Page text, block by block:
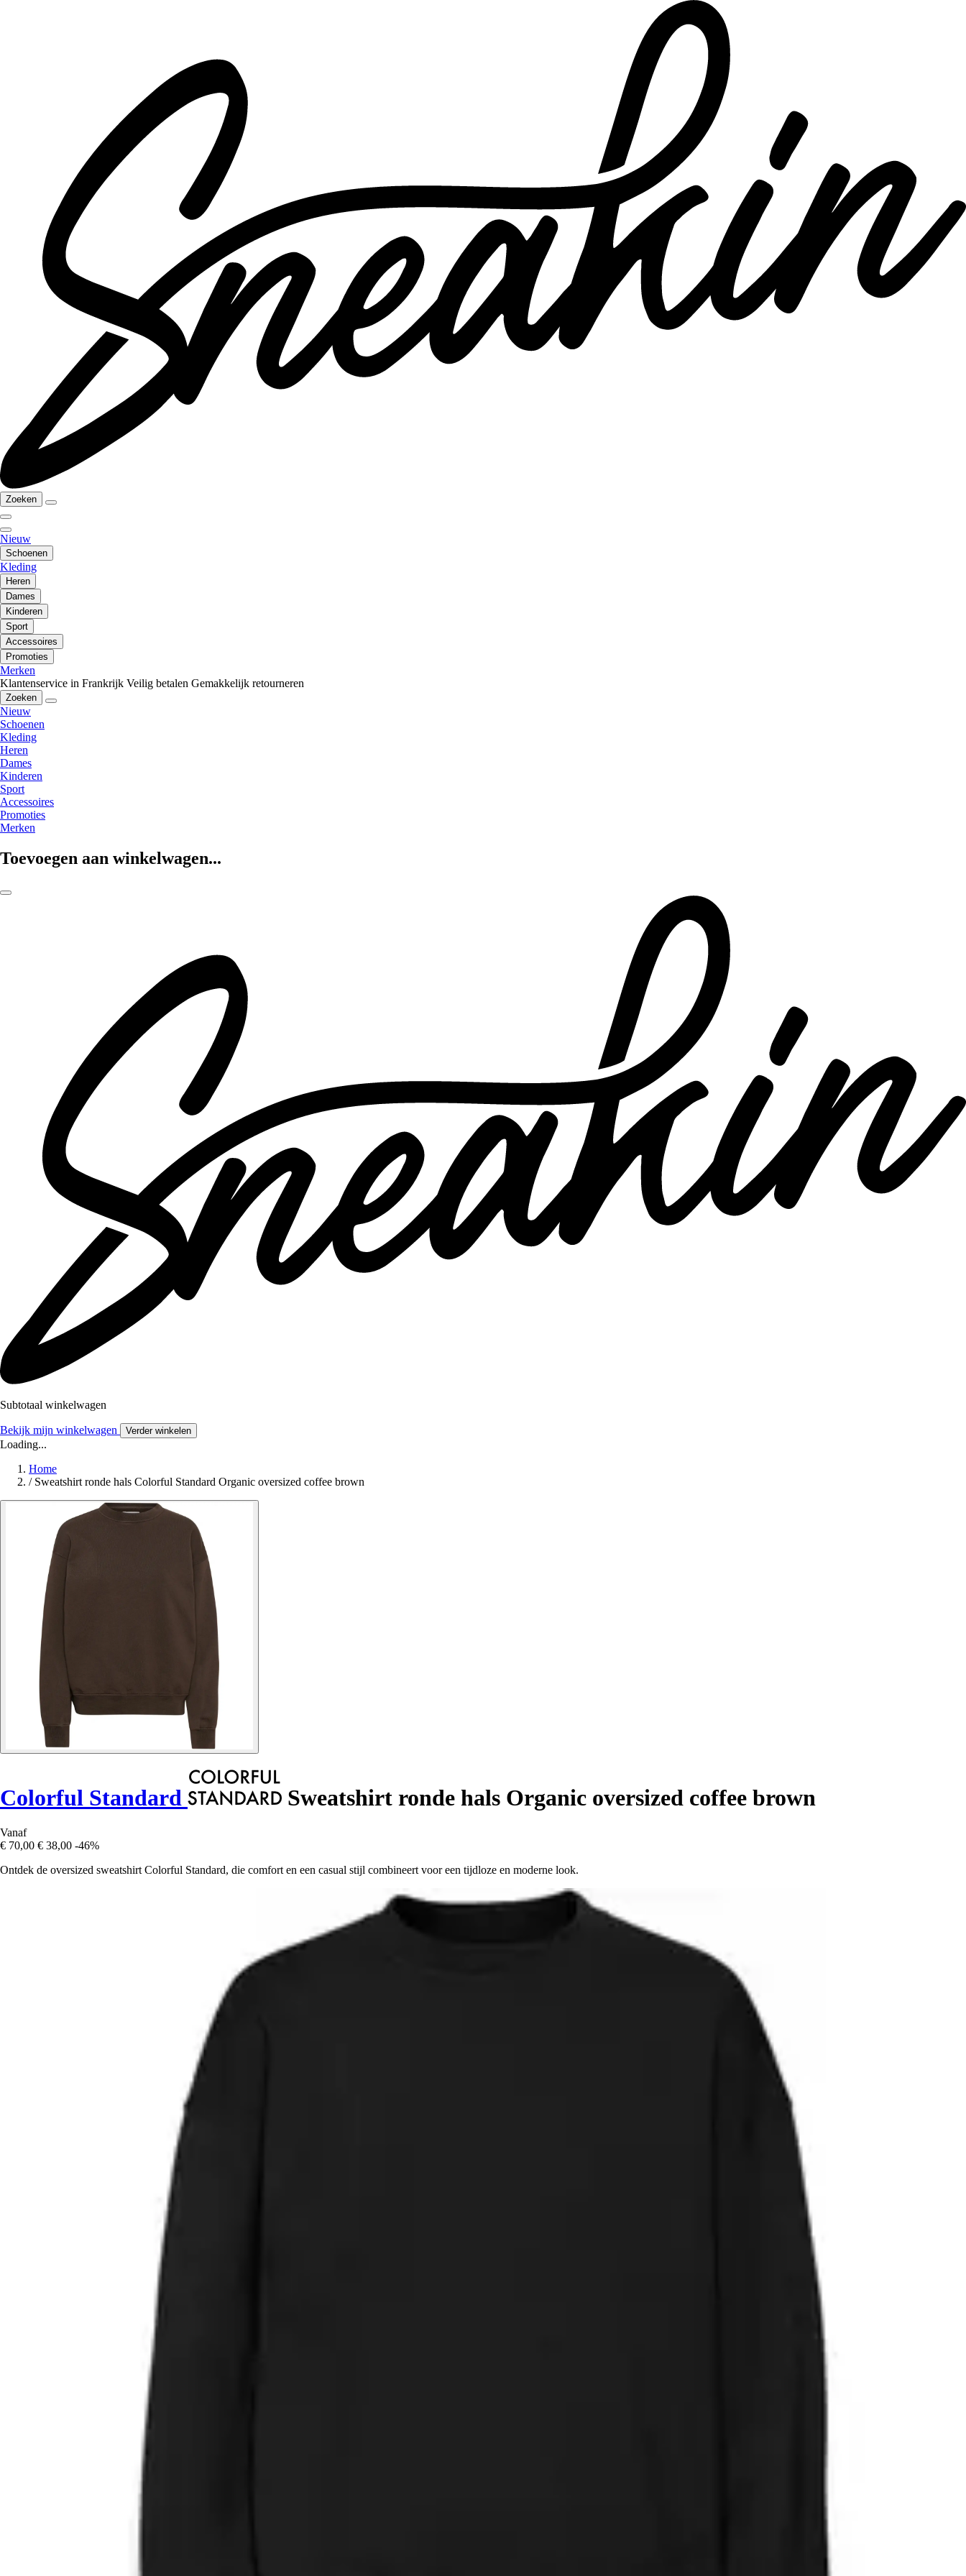
Zoeken
Nieuw
Schoenen
Kleding
Heren
Dames
Kinderen
Sport
Accessoires
Promoties
Merken
Klantenservice in Frankrijk Veilig betalen Gemakkelijk retourneren
Zoeken
Nieuw
Schoenen
Kleding
Heren
Dames
Kinderen
Sport
Accessoires
Promoties
Merken
Toevoegen aan winkelwagen...
Subtotaal winkelwagen
Bekijk mijn winkelwagen Verder winkelen
Loading...
Home
/ Sweatshirt ronde hals Colorful Standard Organic oversized coffee brown
Colorful Standard Sweatshirt ronde hals Organic oversized coffee brown
Vanaf
€ 70,00 € 38,00 -46%
Ontdek de oversized sweatshirt Colorful Standard, die comfort en een casual stijl combineert voor een tijdloze en moderne look.